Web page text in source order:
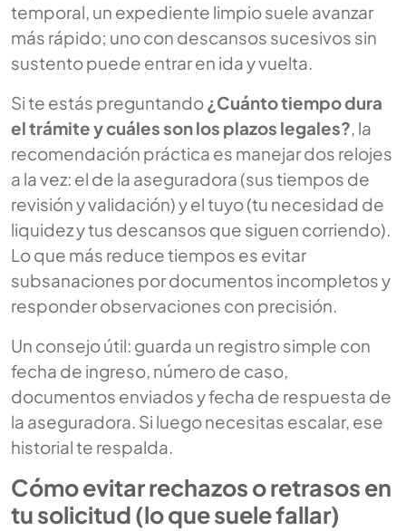
temporal, un expediente limpio suele avanzar
más rápido; uno con descansos sucesivos sin
sustento puede entrar en ida y vuelta.
Si te estás preguntando¿Cuánto tiempo dura
el trámite y cuáles son los plazos legales?, la
recomendación práctica es manejar dos relojes
a la vez: el de la aseguradora (sus tiempos de
revisión y validación) y el tuyo (tu necesidad de
liquidez y tus descansos que siguen corriendo).
Lo que más reduce tiempos es evitar
subsanaciones por documentos incompletos y
responder observaciones con precisión.
Un consejo útil: guarda un registro simple con
fecha de ingreso, número de caso,
documentos enviados y fecha de respuesta de
la aseguradora. Si luego necesitas escalar, ese
historial te respalda.
Cómo evitar rechazos o retrasos en
tu solicitud (lo que suele fallar)